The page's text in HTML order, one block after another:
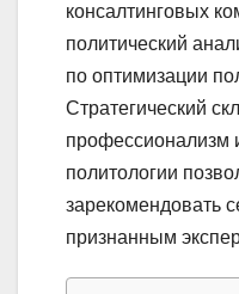
консалтинговых
политический
по оптимизации
Стратегический
профессионализм
политологии
зарекомендовать
признанным